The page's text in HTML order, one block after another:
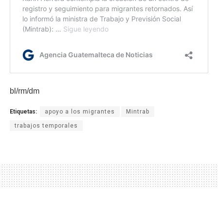
bl/rm/dm
Etiquetas: apoyo a los migrantes Mintrab
trabajos temporales